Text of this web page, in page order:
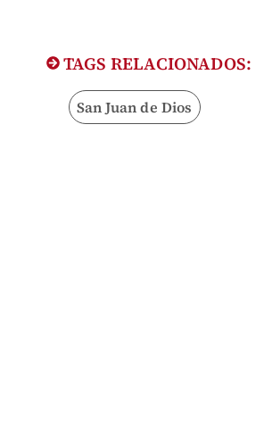
TAGS RELACIONADOS:
San Juan de Dios